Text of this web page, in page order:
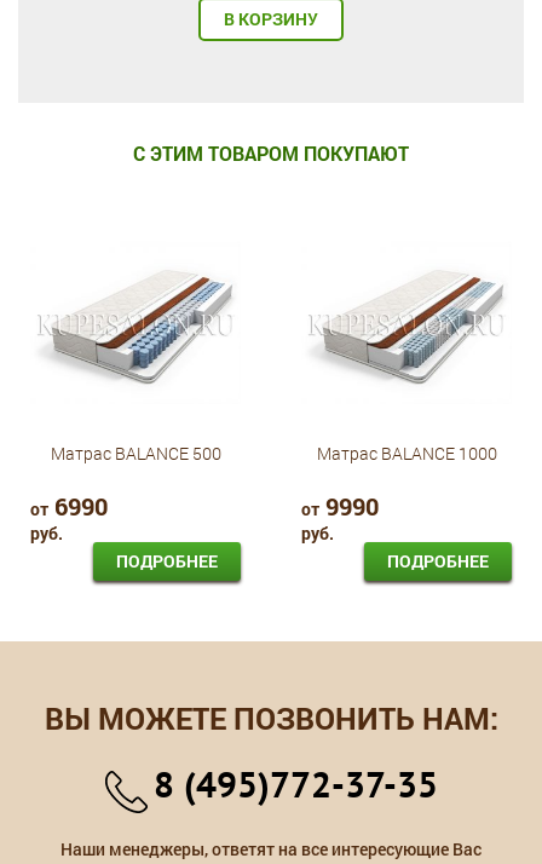
В КОРЗИНУ
С ЭТИМ ТОВАРОМ ПОКУПАЮТ
Матрас BALANCE 500
от 6990
руб.
ПОДРОБНЕЕ
Матрас BALANCE 1000
от 9990
руб.
ПОДРОБНЕЕ
ВЫ МОЖЕТЕ ПОЗВОНИТЬ НАМ:
8 (495)772-37-35
Наши менеджеры, ответят на все интересующие Вас